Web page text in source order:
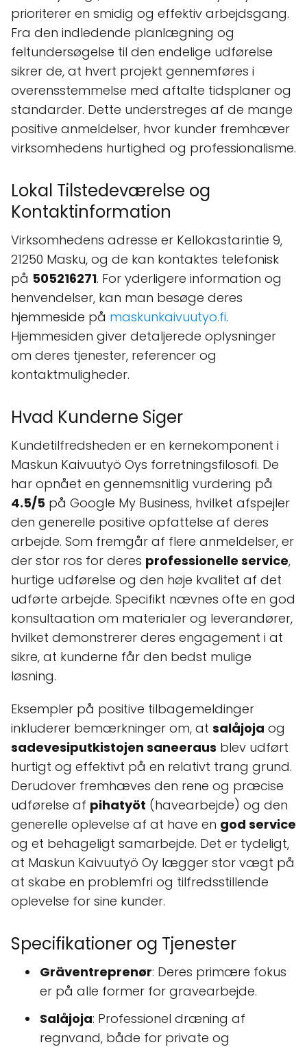
prioriterer en smidig og effektiv arbejdsgang.
Fra den indledende planlægning og
feltundersøgelse til den endelige udførelse
sikrer de, at hvert projekt gennemføres i
overensstemmelse med aftalte tidsplaner og
standarder. Dette understreges af de mange
positive anmeldelser, hvor kunder fremhæver
virksomhedens hurtighed og professionalisme.
Lokal Tilstedeværelse og
Kontaktinformation
Virksomhedens adresse er Kellokastarintie 9,
21250 Masku, og de kan kontaktes telefonisk
på 505216271. For yderligere information og
henvendelser, kan man besøge deres
hjemmeside på maskunkaivuutyo.fi.
Hjemmesiden giver detaljerede oplysninger
om deres tjenester, referencer og
kontaktmuligheder.
Hvad Kunderne Siger
Kundetilfredsheden er en kernekomponent i
Maskun Kaivuutyö Oys forretningsfilosofi. De
har opnået en gennemsnitlig vurdering på
4.5/5 på Google My Business, hvilket afspejler
den generelle positive opfattelse af deres
arbejde. Som fremgår af flere anmeldelser, er
der stor ros for deres professionelle service,
hurtige udførelse og den høje kvalitet af det
udførte arbejde. Specifikt nævnes ofte en god
konsultaation om materialer og leverandører,
hvilket demonstrerer deres engagement i at
sikre, at kunderne får den bedst mulige
løsning.
Eksempler på positive tilbagemeldinger
inkluderer bemærkninger om, at salåjoja og
sadevesiputkistojen saneeraus blev udført
hurtigt og effektivt på en relativt trang grund.
Derudover fremhæves den rene og præcise
udførelse af pihatyöt (havearbejde) og den
generelle oplevelse af at have en god service
og et behageligt samarbejde. Det er tydeligt,
at Maskun Kaivuutyö Oy lægger stor vægt på
at skabe en problemfri og tilfredsstillende
oplevelse for sine kunder.
Specifikationer og Tjenester
Gräventreprenør: Deres primære fokus
er på alle former for gravearbejde.
Salåjoja: Professionel dræning af
regnvand, både for private og